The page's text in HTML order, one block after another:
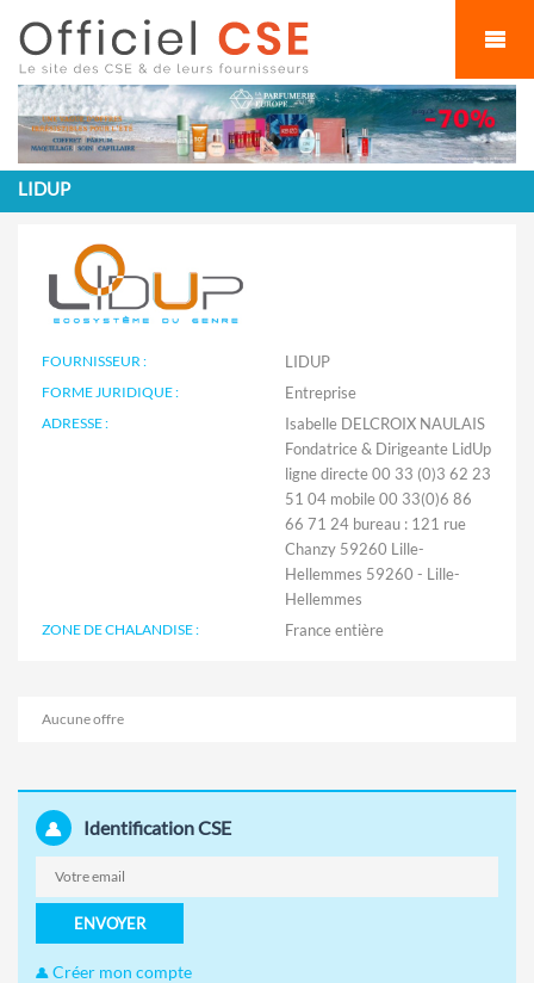
LIDUP
FOURNISSEUR : LIDUP
FORME JURIDIQUE : Entreprise
ADRESSE :
Isabelle DELCROIX NAULAIS
Fondatrice & Dirigeante LidUp
ligne directe 00 33 (0)3 62 23
51 04 mobile 00 33(0)6 86
66 71 24 bureau : 121 rue
Chanzy 59260 Lille-
Hellemmes 59260 - Lille-
Hellemmes
ZONE DE CHALANDISE :
Aucune offre
Identification CSE
ENVOYER
Créer mon compte